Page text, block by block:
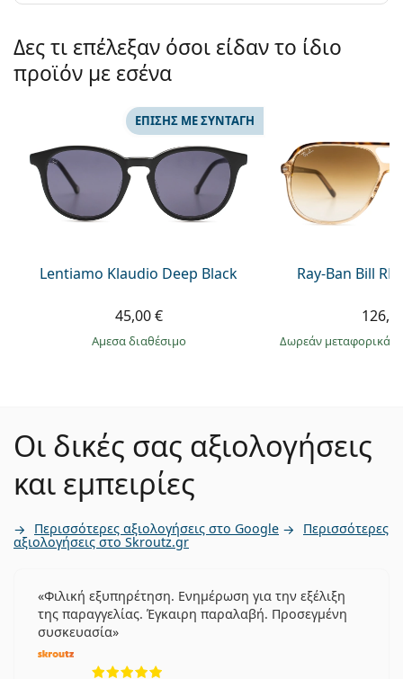
Δες τι επέλεξαν όσοι είδαν το ίδιο
προϊόν με εσένα
Lentiamo Klaudio Deep Black
ΕΠΊΣΗΣ ΜΕ ΣΥΝΤΑΓΉ
45,00 €
άμεσα διαθέσιμο
Ray-Ban Bill
Δωρεάν μεταφορικά
Οι δικές σας αξιολογήσεις
και εμπειρίες
Περισσότερες αξιολογήσεις στο Google Περισσότερες
αξιολογήσεις στο Skroutz.gr
Φιλική εξυπηρέτηση. Ενημέρωση για την εξέλιξη
της παραγγελίας. Έγκαιρη παραλαβή. Προσεγμένη
συσκευασία